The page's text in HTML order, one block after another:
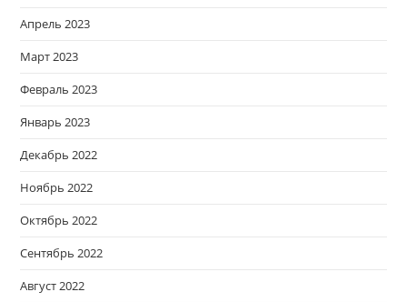
Апрель 2023
Март 2023
Февраль 2023
Январь 2023
Декабрь 2022
Ноябрь 2022
Октябрь 2022
Сентябрь 2022
Август 2022